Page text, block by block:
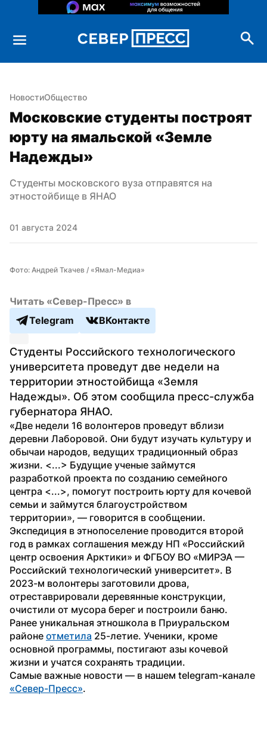
НовостиОбщество
Московские студенты построят
юрту на ямальской «Земле
Надежды»
Студенты московского вуза отправятся на
этностойбище в ЯНАО
01 августа 2024
Фото: Андрей Ткачев / «Ямал-Медиа»
Читать «Север-Пресс» в
Telegram
ВКонтакте
Студенты Российского технологического
университета проведут две недели на
территории этностойбища «Земля
Надежды». Об этом сообщила пресс-служба
губернатора ЯНАО.
«Две недели 16 волонтеров проведут вблизи
деревни Лаборовой. Они будут изучать культуру и
обычаи народов, ведущих традиционный образ
жизни. <...> Будущие ученые займутся
разработкой проекта по созданию семейного
центра <...>, помогут построить юрту для кочевой
семьи и займутся благоустройством
территории», — говорится в сообщении.
Экспедиция в этнопоселение проводится второй
год в рамках соглашения между НП «Российский
центр освоения Арктики» и ФГБОУ ВО «МИРЭА —
Российский технологический университет». В
2023-м волонтеры заготовили дрова,
отреставрировали деревянные конструкции,
очистили от мусора берег и построили баню.
Ранее уникальная этношкола в Приуральском
районе отметила 25-летие. Ученики, кроме
основной программы, постигают азы кочевой
жизни и учатся сохранять традиции.
«Север-Пресс».